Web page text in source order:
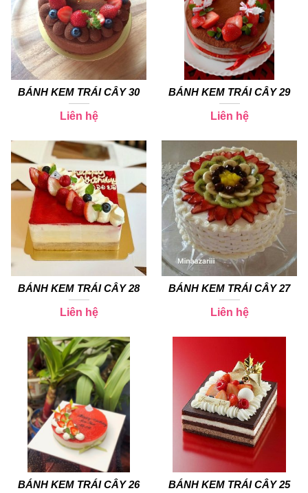
BÁNH KEM TRÁI CÂY 30
Liên hệ
BÁNH KEM TRÁI CÂY 29
Liên hệ
BÁNH KEM TRÁI CÂY 28
Liên hệ
BÁNH KEM TRÁI CÂY 27
Liên hệ
BÁNH KEM TRÁI CÂY 26 BÁNH KEM TRÁI CÂY 25